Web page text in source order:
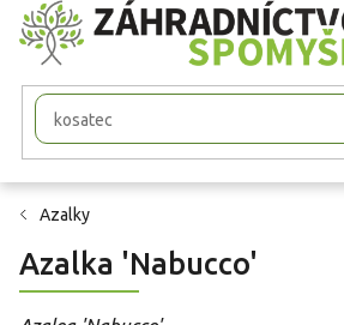
Prejsť
na
obsah
Azalky
Azalka 'Nabucco'